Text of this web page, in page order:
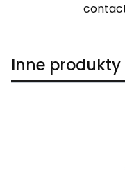
Inne produkty